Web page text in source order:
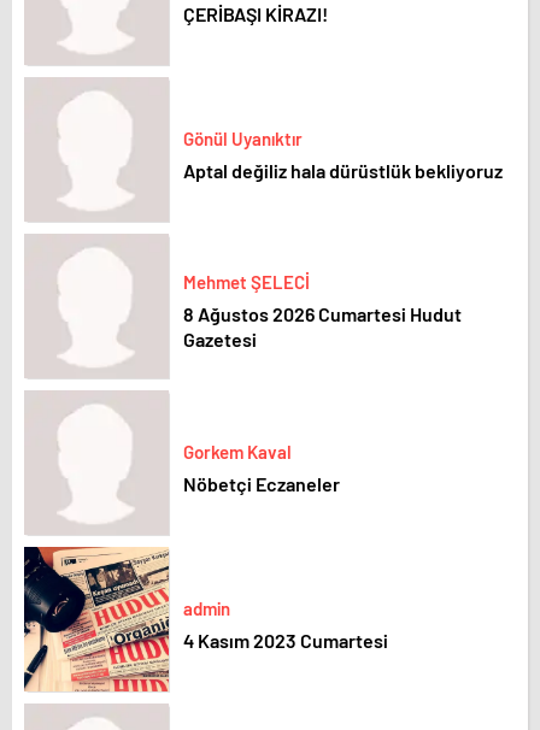
ÇERİBAŞI KİRAZI!
Gönül Uyanıktır
Aptal değiliz hala dürüstlük bekliyoruz
Mehmet ŞELECİ
8 Ağustos 2026 Cumartesi Hudut
Gazetesi
Gorkem Kaval
Nöbetçi Eczaneler
admin
4 Kasım 2023 Cumartesi